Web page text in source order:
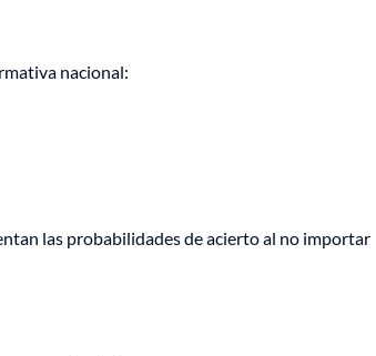
nacional:
las probabilidades de acierto al no importar